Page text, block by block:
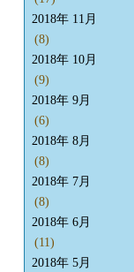
2018年 11月
(8)
2018年 10月
(9)
2018年 9月
(6)
2018年 8月
(8)
2018年 7月
(8)
2018年 6月
(11)
2018年 5月